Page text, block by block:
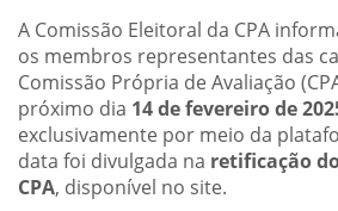
A Comissão Eleitoral da CPA
os membros representantes das
Comissão Própria de Avaliação
próximo dia 14 de fevereiro de
exclusivamente por meio da
data foi divulgada na retificação
CPA, disponível no site.